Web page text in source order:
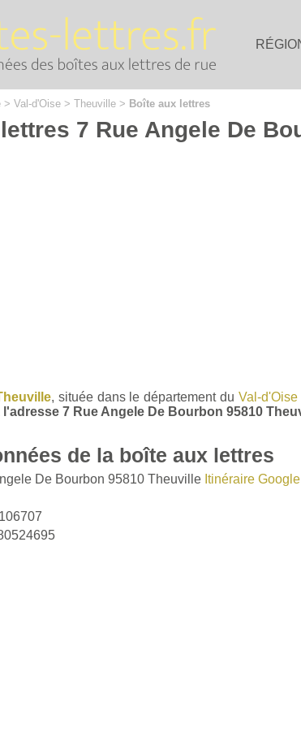
> Val-d'Oise > Theuville > Boîte aux lettres
7 Rue Angele De
, située dans le département du Val-d'Oise
l'adresse 7 Rue Angele De Bourbon 95810
de la boîte aux lettres
De Bourbon 95810 Theuville Itinéraire